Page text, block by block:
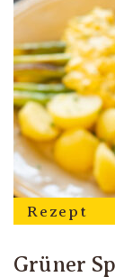
Rezept
Grüner